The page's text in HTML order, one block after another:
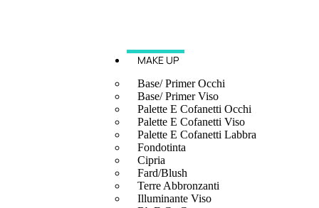
MAKE UP
Base/ Primer Occhi
Base/ Primer Viso
Palette E Cofanetti Occhi
Palette E Cofanetti Viso
Palette E Cofanetti Labbra
Fondotinta
Cipria
Fard/Blush
Terre Abbronzanti
Illuminante Viso